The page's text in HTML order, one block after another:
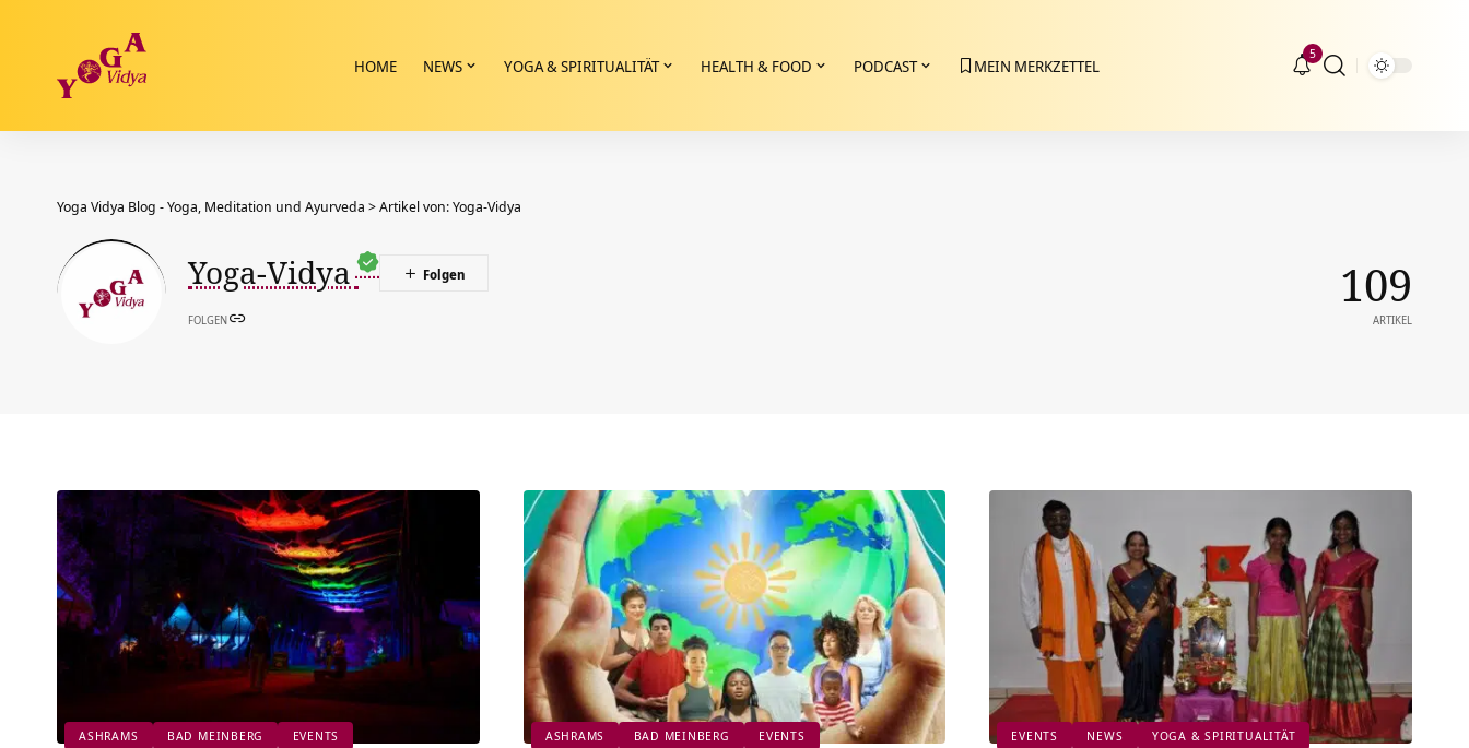
HOME NEWS YOGA & SPIRITUALITÄT HEALTH & FOOD PODCAST MEIN MERKZETTEL
5
Yoga Vidya Blog - Yoga, Meditation und Ayurveda >Artikel von: Yoga-Vidya
Yoga-Vidya
FOLGEN
109
ARTIKEL
ASHRAMS BAD MEINBERG EVENTS ASHRAMS BAD MEINBERG EVENTS EVENTS NEWS YOGA & SPIRITUALITÄT